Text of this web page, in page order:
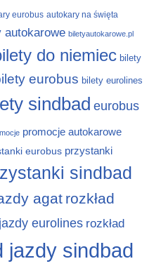
eurobus autokary na święta
autokarowe biletyautokarowe.pl
do niemiec bilety
eurobus bilety eurolines
sindbad eurobus
promocje autokarowe
eurobus przystanki
sindbad
agat rozkład
eurolines rozkład
jazdy sindbad